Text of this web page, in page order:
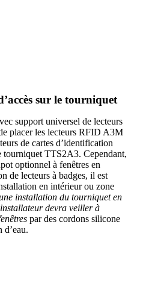
sur le tourniquet
support universel de lecteurs
placer les lecteurs RFID A3M
de cartes d’identification
tourniquet TTS2A3. Cependant,
optionnel à fenêtres en
de lecteurs à badges, il est
en intérieur ou zone
installation du tourniquet en
devra veiller à
par des cordons silicone
d’eau.